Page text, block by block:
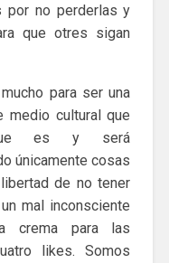
por no perderlas y
que otres sigan
para ser una
medio cultural que
es y será
únicamente cosas
de no tener
mal inconsciente
crema para las
likes. Somos